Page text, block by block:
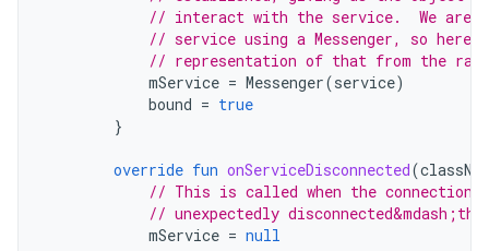
// interact with the service.  We are
// service using a Messenger, so here
// representation of that from the
mService = Messenger(service)
bound = true
}
override fun onServiceDisconnected(
// This is called when the connection
// unexpectedly
mService = null